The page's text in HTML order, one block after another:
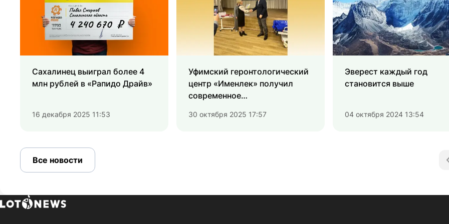
Сахалинец выиграл более 4
млн рублей в «Рапидо Драйв»
16 декабря 2025 11:53
Уфимский геронтологический
центр «Именлек» получил
современное
оборудование для пациентов
30 октября 2025 17:57
Эверест каждый год
становится выше
04 октября 2024 13:54
Все новости